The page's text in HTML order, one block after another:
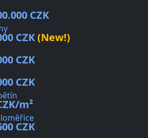
CZK
CZK(New!)
CZK
CZK
m²
CZK